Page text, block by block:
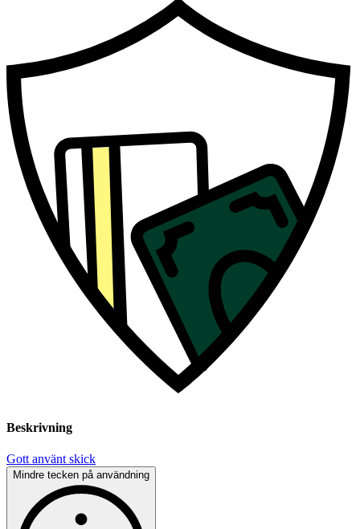
Beskrivning
Gott använt skick
Mindre tecken på användning